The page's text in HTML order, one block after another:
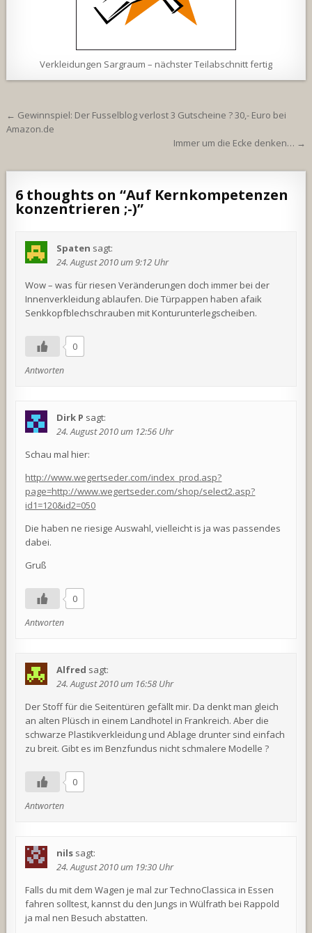
Verkleidungen Sargraum – nächster Teilabschnitt fertig
Beitragsnavigation
← Gewinnspiel: Der Fusselblog verlost 3 Gutscheine ? 30,- Euro bei
Amazon.de
Immer um die Ecke denken… →
6 thoughts on “Auf Kernkompetenzen
konzentrieren ;-)”
Spaten sagt:
24. August 2010 um 9:12 Uhr
Wow – was für riesen Veränderungen doch immer bei der
Innenverkleidung ablaufen. Die Türpappen haben afaik
Senkkopfblechschrauben mit Konturunterlegscheiben.
0
Antworten
Dirk P sagt:
24. August 2010 um 12:56 Uhr
Schau mal hier:
http://www.wegertseder.com/index_prod.asp?
page=http://www.wegertseder.com/shop/select2.asp?
id1=120&id2=050
Die haben ne riesige Auswahl, vielleicht is ja was passendes
dabei.
Gruß
0
Antworten
Alfred sagt:
24. August 2010 um 16:58 Uhr
Der Stoff für die Seitentüren gefällt mir. Da denkt man gleich
an alten Plüsch in einem Landhotel in Frankreich. Aber die
schwarze Plastikverkleidung und Ablage drunter sind einfach
zu breit. Gibt es im Benzfundus nicht schmalere Modelle ?
0
Antworten
nils sagt:
24. August 2010 um 19:30 Uhr
Falls du mit dem Wagen je mal zur TechnoClassica in Essen
fahren solltest, kannst du den Jungs in Wülfrath bei Rappold
ja mal nen Besuch abstatten.